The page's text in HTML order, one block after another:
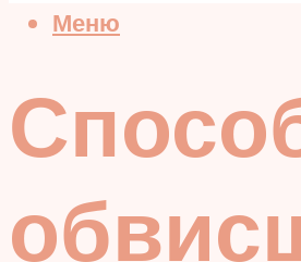
Меню